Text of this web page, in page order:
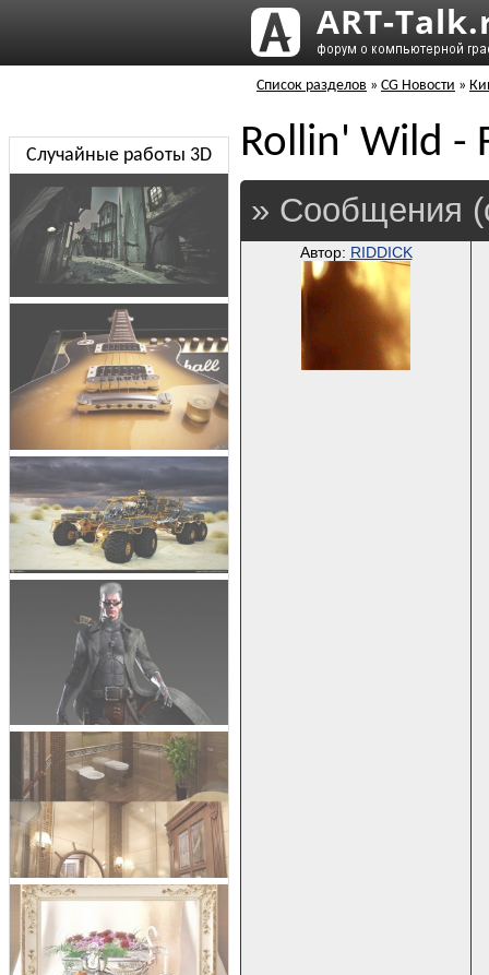
Список разделов » CG Новости »
Rollin' Wild -
» Сообщения
Автор: RIDDICK
Случайные работы 3D